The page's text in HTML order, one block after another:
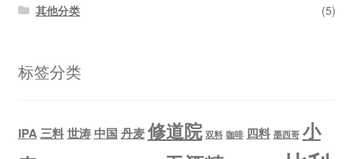
其他分类
(5)
标签分类
IPA三料世涛中国 丹麦修道院 双料 咖啡 四料 墨西哥 小